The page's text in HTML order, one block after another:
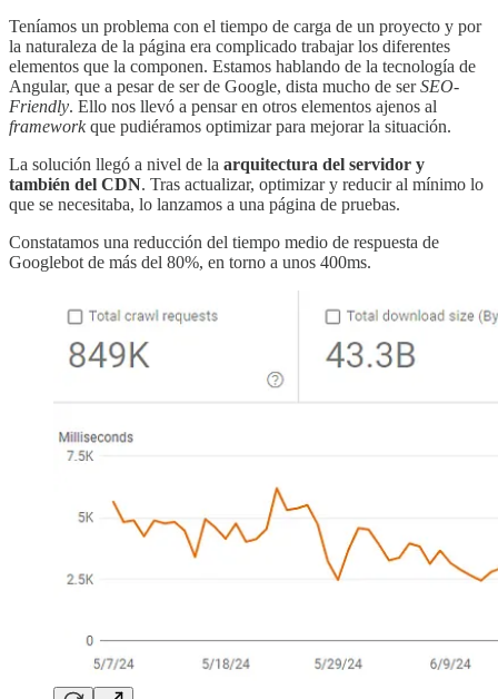
Teníamos un problema con el tiempo de carga de un proyecto y por
la naturaleza de la página era complicado trabajar los diferentes
elementos que la componen. Estamos hablando de la tecnología de
Angular, que a pesar de ser de Google, dista mucho de serSEO-
Friendly. Ello nos llevó a pensar en otros elementos ajenos al
frameworkque pudiéramos optimizar para mejorar la situación.
La solución llegó a nivel de la arquitectura del servidor y
también del CDN. Tras actualizar, optimizar y reducir al mínimo lo
que se necesitaba, lo lanzamos a una página de pruebas.
Constatamos una reducción del tiempo medio de respuesta de
Googlebot de más del 80%, en torno a unos 400ms.